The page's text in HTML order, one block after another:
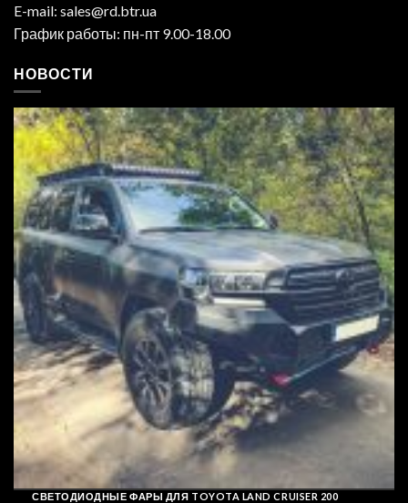
E-mail: sales@rd.btr.ua
График работы: пн-пт 9.00-18.00
НОВОСТИ
СВЕТОДИОДНЫЕ ФАРЫ ДЛЯ TOYOTA LAND CRUISER 200